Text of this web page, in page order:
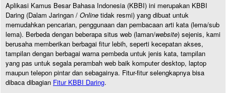
Aplikasi Kamus Besar Bahasa Indonesia (KBBI) ini merupakan KBBI
Daring (Dalam Jaringan / Online tidak resmi) yang dibuat untuk
memudahkan pencarian, penggunaan dan pembacaan arti kata (lema/sub
lema). Berbeda dengan beberapa situs web (laman/website) sejenis, kami
berusaha memberikan berbagai fitur lebih, seperti kecepatan akses,
tampilan dengan berbagai warna pembeda untuk jenis kata, tampilan
yang pas untuk segala perambah web baik komputer desktop, laptop
maupun telepon pintar dan sebagainya. Fitur-fitur selengkapnya bisa
dibaca dibagian Fitur KBBI Daring.